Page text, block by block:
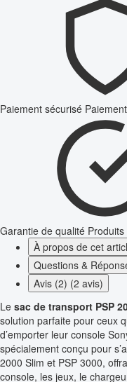
Paiement sécurisé
Garantie de qualité
À propos de cet
Questions &
Avis (2) (2 avis)
Le sac de transport PSP
solution parfaite pour ceux
d’emporter leur console
spécialement conçu pour
2000 Slim et PSP 3000,
console, les jeux, le